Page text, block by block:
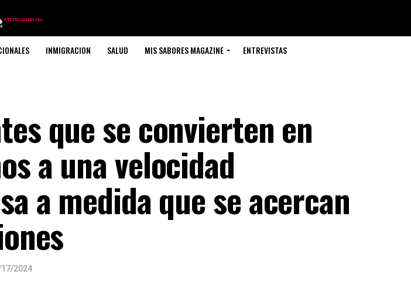
INMIGRACION SALUD MIS SABORES MAGAZINE ENTREVISTAS
que se convierten en
a una velocidad
a medida que se acercan
2024